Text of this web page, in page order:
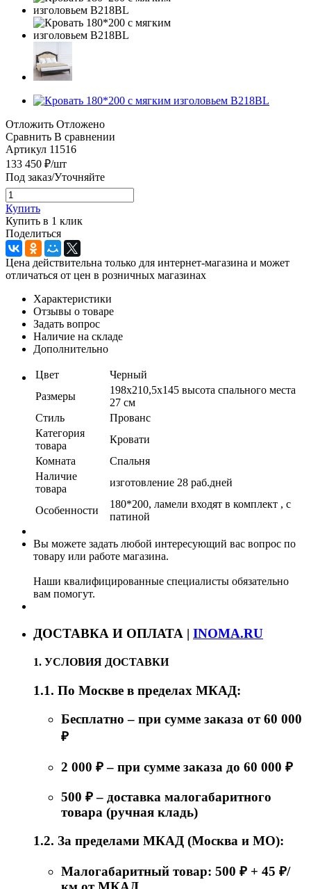
Отложить Отложено
Сравнить В сравнении
Артикул 11516
133 450 ₽/шт
Под заказ/Уточняйте
Купить
Купить в 1 клик
Поделиться
Цена действительна только для интернет-магазина и может
отличаться от цен в розничных магазинах
Характеристики
Отзывы о товаре
Задать вопрос
Наличие на складе
Дополнительно
Цвет
Черный
Размеры
198х210,5х145 высота спального места
27 см
Стиль
Прованс
Категория
товара
Кровати
Комната
Спальня
Наличие
товара
изготовление 28 раб.дней
Особенности
180*200, ламели входят в комплект , с
патиной
Вы можете задать любой интересующий вас вопрос по
товару или работе магазина.
Наши квалифицированные специалисты обязательно
вам помогут.
ДОСТАВКА И ОПЛАТА | INOMA.RU
1. УСЛОВИЯ ДОСТАВКИ
1.1. По Москве в пределах МКАД:
Бесплатно – при сумме заказа от 60 000
₽
2 000 ₽ – при сумме заказа до 60 000 ₽
500 ₽ – доставка малогабаритного
товара (ручная кладь)
1.2. За пределами МКАД (Москва и МО):
Малогабаритный товар: 500 ₽ + 45 ₽/